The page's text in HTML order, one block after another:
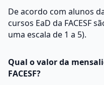
De acordo com alunos
cursos EaD da FACESF
uma escala de 1 a 5).
Qual o valor da
FACESF?